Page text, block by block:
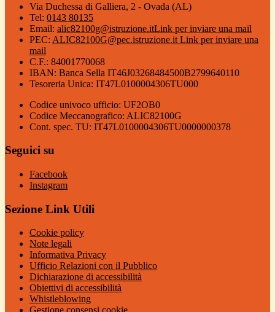
Via Duchessa di Galliera, 2 - Ovada (AL)
Tel: 0143 80135
Email: alic82100g@istruzione.itLink per inviare una mail
PEC: ALIC82100G@pec.istruzione.it Link per inviare una
mail
C.F.: 84001770068
IBAN: Banca Sella IT46J03268484500B2799640110
Tesoreria Unica: IT47L0100004306TU000
Codice univoco ufficio: UF2OB0
Codice Meccanografico: ALIC82100G
Cont. spec. TU: IT47L0100004306TU0000000378
Seguici su
Facebook
Instagram
Sezione Link Utili
Cookie policy
Note legali
Informativa Privacy
Ufficio Relazioni con il Pubblico
Dichiarazione di accessibilità
Obiettivi di accessibilità
Whistleblowing